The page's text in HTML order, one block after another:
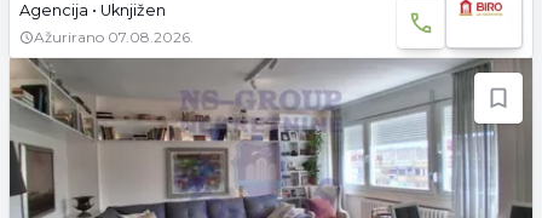
Agencija • Uknjižen
Ažurirano 07.08.2026.